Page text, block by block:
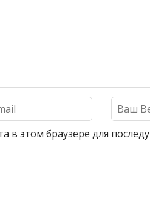
в этом браузере для